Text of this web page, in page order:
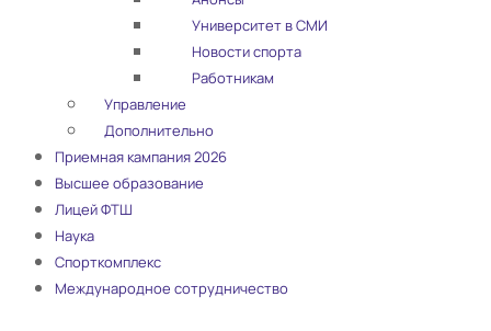
Университет в СМИ
Новости спорта
Работникам
Управление
Дополнительно
Приемная кампания 2026
Высшее образование
Лицей ФТШ
Наука
Спорткомплекс
Международное сотрудничество